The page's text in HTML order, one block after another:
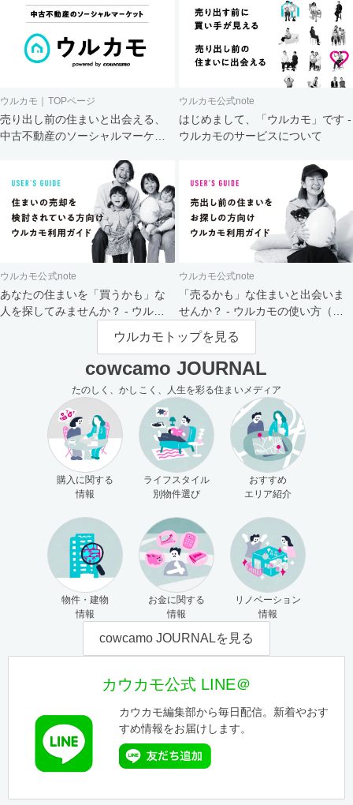
ウルカモ｜TOPページ
売り出し前の住まいと出会える、
中古不動産のソーシャルマーケッ
ウルカモ公式note
はじめまして、「ウルカモ」です -
ウルカモのサービスについて
ウルカモ公式note
あなたの住まいを「買うかも」な
人を探してみませんか？ - ウルカ
ウルカモ公式note
「売るかも」な住まいと出会いま
せんか？ - ウルカモの使い方（買
主さま向け）
ウルカモトップを見る
cowcamo JOURNAL
たのしく、かしこく、人生を彩る住まいメディア
購入に関する
情報
ライフスタイル
別物件選び
おすすめ
エリア紹介
物件・建物
情報
お金に関する
情報
リノベーション
情報
cowcamo JOURNALを見る
カウカモ公式 LINE＠
カウカモ編集部から毎日配信。新着やおす
すめ情報をお届けします。